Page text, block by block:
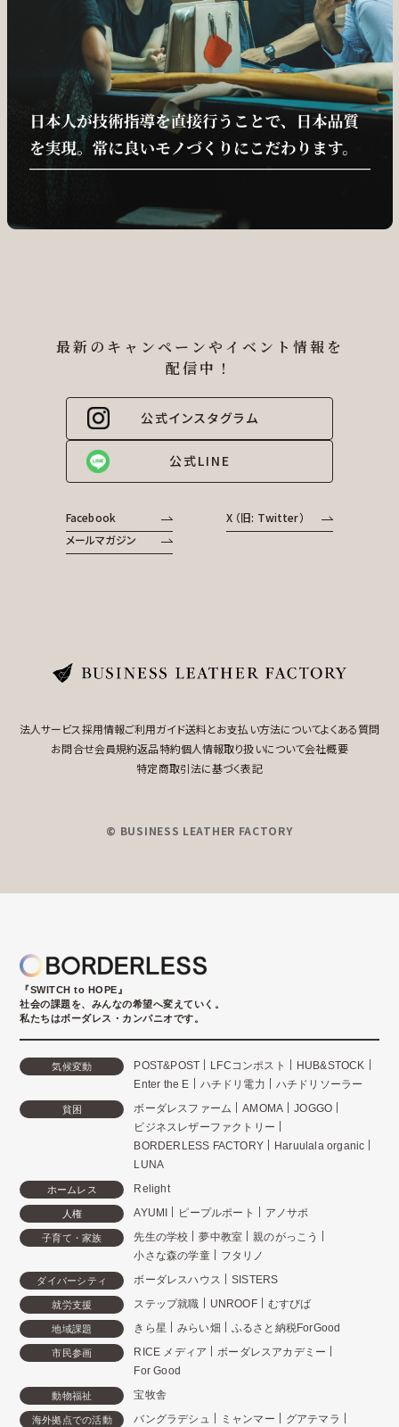
最新のキャンペーンやイベント情報を
配信中！
公式インスタグラム
公式LINE
Facebook
X （旧: Twitter）
メールマガジン
法人サービス採用情報ご利用ガイド送料とお支払い方法についてよくある質問
お問合せ会員規約返品特約個人情報取り扱いについて会社概要
特定商取引法に基づく表記
© BUSINESS LEATHER FACTORY
『SWITCH to HOPE』
社会の課題を、みんなの希望へ変えていく。
私たちはボーダレス・カンパニオです。
気候変動 POST&POST LFCコンポスト
HUB&STOCK
Enter the E
ハチドリ電力 ハチドリソーラー
貧困 ボーダレスファーム AMOMA
JOGGO
ビジネスレザーファクトリー
BORDERLESS FACTORY
Haruulala organic
LUNA
ホームレス Relight
人権 AYUMI ピープルポート アノサポ
子育て・家族 先生の学校 夢中教室
親のがっこう
小さな森の学童
フタリノ
ダイバーシティ ボーダレスハウス SISTERS
就労支援 ステップ就職 UNROOF むすびば
地域課題 きら星 みらい畑 ふるさと納税ForGood
市民参画 RICE メディア
ボーダレスアカデミー
For Good
動物福祉 宝牧舎
海外拠点での活動 バングラデシュ ミャンマー グアテマラ